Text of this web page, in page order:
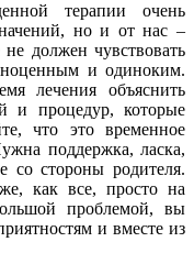
терапии очень
но и от нас –
должен чувствовать
и одиноким.
лечения объяснить
и процедур, которые
что это временное
поддержка, ласка,
со стороны родителя.
как все, просто на
проблемой, вы
и вместе из